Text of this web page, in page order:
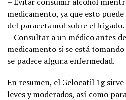
medicamento, ya que esto
del paracetamol sobre el hígado.
– Consultar a un médico antes
medicamento si se está
se padece alguna enfermedad.
En resumen, el Gelocatil 1g
leves y moderados, así como